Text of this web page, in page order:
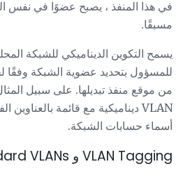
في هذا المنفذ ، يصبح عضوًا في نفس
مسبقًا.
للمسؤول بتحديد عضوية الشبكة وفقًا
من موقع منفذ تبديلها. على سبيل
VLAN ديناميكية مع قائمة بالعناوين الفعلية (عناوين
أسماء حسابات الشبكة.
VLAN Tagging و Standard VLANs